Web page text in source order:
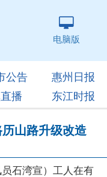
电脑版
公告
惠州日报
播 东江时报
山路升级改造
石湾宣）工人在有